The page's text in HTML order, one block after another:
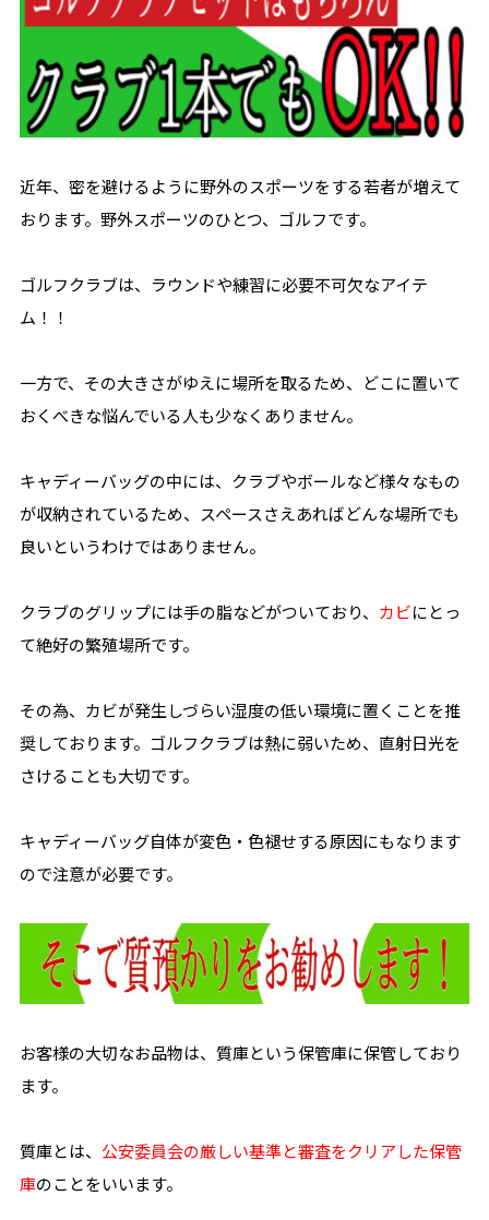
近年、密を避けるように野外のスポーツをする若者が増えて
おります。野外スポーツのひとつ、ゴルフです。
ゴルフクラブは、ラウンドや練習に必要不可欠なアイテ
ム！！
一方で、その大きさがゆえに場所を取るため、どこに置いて
おくべきな悩んでいる人も少なくありません。
キャディーバッグの中には、クラブやボールなど様々なもの
が収納されているため、スペースさえあればどんな場所でも
良いというわけではありません。
クラブのグリップには手の脂などがついており、 カビにとっ
て絶好の繁殖場所です。
その為、カビが発生しづらい湿度の低い環境に置くことを推
奨しております。ゴルフクラブは熱に弱いため、直射日光を
さけることも大切です。
キャディーバッグ自体が変色・色褪せする原因にもなります
ので注意が必要です。
お客様の大切なお品物は、質庫という保管庫に保管しており
ます。
質庫とは、 公安委員会の厳しい基準と審査をクリアした保管
庫のことをいいます。